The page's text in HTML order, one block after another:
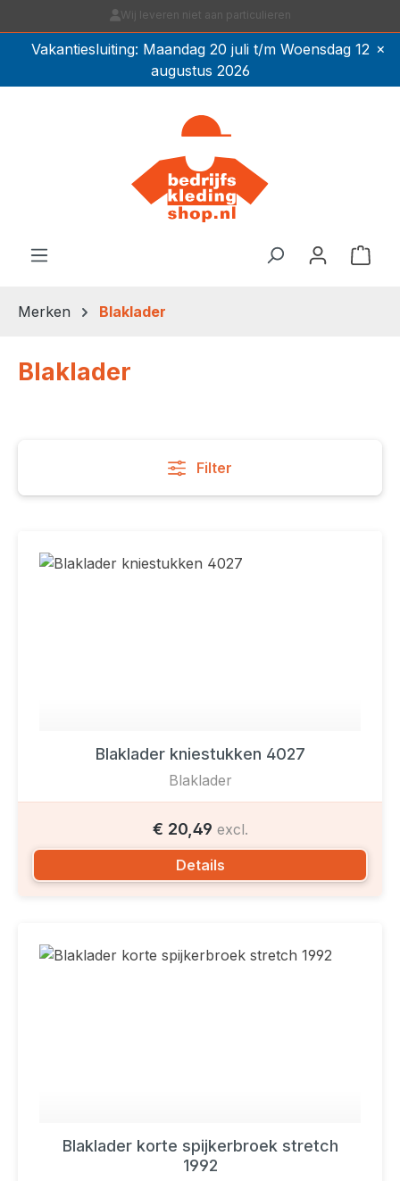
Ga naar de hoofdinhoud
Vakantiesluiting: Maandag 20 juli t/m Woensdag 12
augustus 2026
×
Merken Blaklader
Blaklader
Filter
Blaklader kniestukken 4027
Blaklader
€ 20,49 excl.
Details
Blaklader korte spijkerbroek stretch
1992